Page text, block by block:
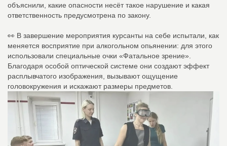
объяснили, какие опасности несёт такое нарушение и какая
ответственность предусмотрена по закону.
👀 В завершение мероприятия курсанты на себе испытали, как
меняется восприятие при алкогольном опьянении: для этого
использовали специальные очки «Фатальное зрение».
Благодаря особой оптической системе они создают эффект
расплывчатого изображения, вызывают ощущение
головокружения и искажают размеры предметов.